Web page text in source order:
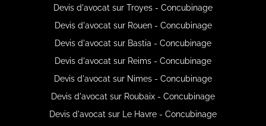
Devis d'avocat sur Troyes - Concubinage
Devis d'avocat sur Rouen - Concubinage
Devis d'avocat sur Bastia - Concubinage
Devis d'avocat sur Reims - Concubinage
Devis d'avocat sur Nimes - Concubinage
Devis d'avocat sur Roubaix - Concubinage
Devis d'avocat sur Le Havre - Concubinage